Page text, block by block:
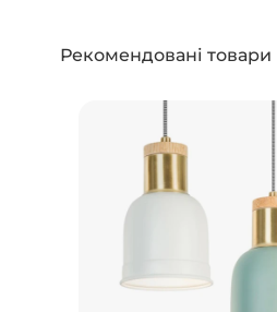
Рекомендовані товари